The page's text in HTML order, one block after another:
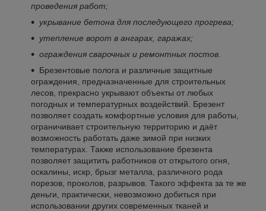
проведения работ;
укрывание бетона для последующего прогрева;
утепление ворот в ангарах, гаражах;
ограждения сварочных и ремонтных постов.
Брезентовые полога и различные защитные
ограждения, предназначенные для строительных
лесов, прекрасно укрывают объекты от любых
погодных и температурных воздействий. Брезент
позволяет создать комфортные условия для работы,
ограничивает строительную территорию и даёт
возможность работать даже зимой при низких
температурах. Также использование брезента
позволяет защитить работников от открытого огня,
оскалины, искр, брызг металла, различного рода
порезов, проколов, разрывов. Такого эффекта за те же
деньги, практически, невозможно добиться при
использовании других современных тканей и